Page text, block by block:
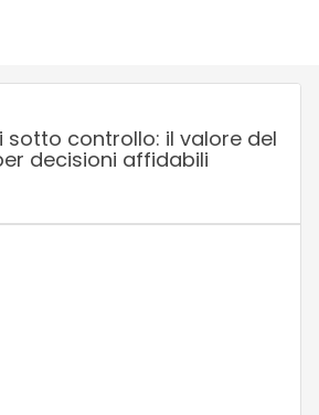
sotto controllo: il valore del
decisioni affidabili